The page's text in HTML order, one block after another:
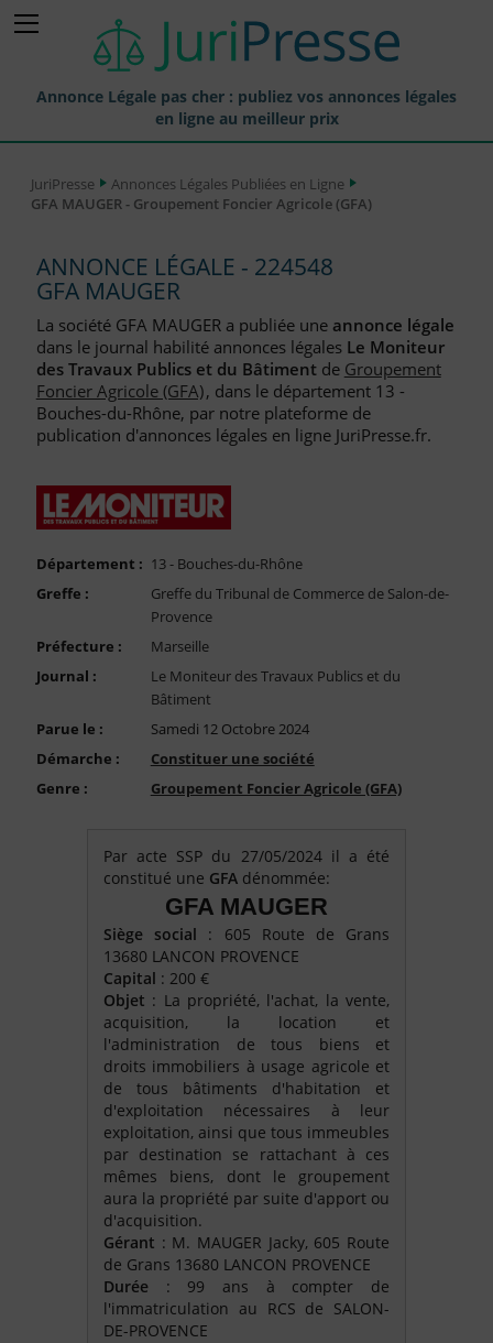
Annonce Légale pas cher : publiez vos annonces légales
en ligne au meilleur prix
Annonces Légales Publiées
Journaux Habilités (JAL) Annonces Légales
Départements pour la Publication d'Annonces Légales
Liste des Greffes
Liste des CCI
Compte PRO
JuriPresse
Annonces Légales Publiées en Ligne
GFA MAUGER - Groupement Foncier Agricole (GFA)
ANNONCE LÉGALE - 224548
GFA MAUGER
La société GFA MAUGER a publiée une annonce légale
dans le journal habilité annonces légales Le Moniteur
des Travaux Publics et du Bâtimentde Groupement
Foncier Agricole (GFA), dans le département 13 -
Bouches-du-Rhône, par notre plateforme de
publication d'annonces légales en ligne JuriPresse.fr.
Département : 13 - Bouches-du-Rhône
Greffe :
Greffe du Tribunal de Commerce de Salon-de-
Provence
Préfecture :
Marseille
Journal :
Le Moniteur des Travaux Publics et du
Bâtiment
Parue le :
Samedi 12 Octobre 2024
Démarche :
Constituer une société
Genre :
Groupement Foncier Agricole (GFA)
Par acte SSP du 27/05/2024 il a été
constitué une GFA dénommée:
GFA MAUGER
Siège social : 605 Route de Grans
13680 LANCON PROVENCE
Capital : 200 €
Objet : La propriété, l'achat, la vente,
acquisition, la location et
l'administration de tous biens et
droits immobiliers à usage agricole et
de tous bâtiments d'habitation et
d'exploitation nécessaires à leur
exploitation, ainsi que tous immeubles
par destination se rattachant à ces
mêmes biens, dont le groupement
aura la propriété par suite d'apport ou
d'acquisition.
Gérant : M. MAUGER Jacky, 605 Route
de Grans 13680 LANCON PROVENCE
Durée : 99 ans à compter de
l'immatriculation au RCS de SALON-
DE-PROVENCE